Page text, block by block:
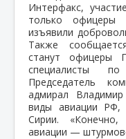
Интерфакс,
только офицеры
изъявили
Также
станут офицеры
специалисты
Председатель
адмирал
виды авиации РФ,
Сирии.
авиации —